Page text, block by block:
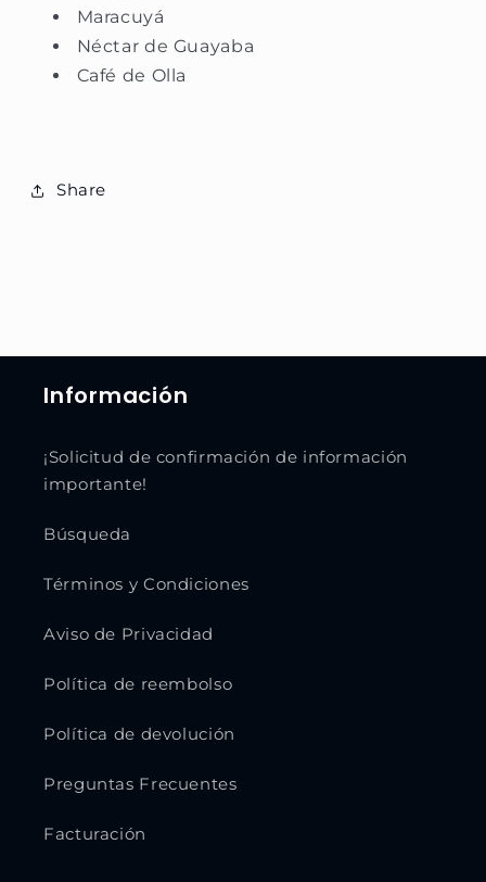
Maracuyá
Néctar de Guayaba
Café de Olla
Share
Información
¡Solicitud de confirmación de información
importante!
Búsqueda
Términos y Condiciones
Aviso de Privacidad
Política de reembolso
Política de devolución
Preguntas Frecuentes
Facturación